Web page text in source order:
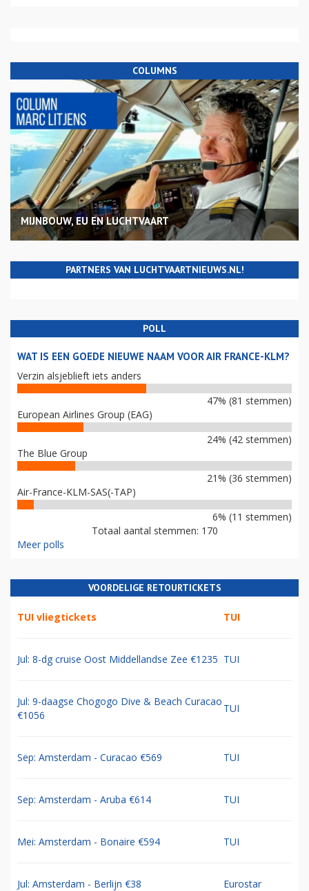
COLUMNS
MIJNBOUW, EU EN LUCHTVAART
PARTNERS VAN LUCHTVAARTNIEUWS.NL!
POLL
WAT IS EEN GOEDE NIEUWE NAAM VOOR AIR FRANCE-KLM?
Verzin alsjeblieft iets anders
47% (81 stemmen)
European Airlines Group (EAG)
24% (42 stemmen)
The Blue Group
21% (36 stemmen)
Air-France-KLM-SAS(-TAP)
6% (11 stemmen)
Totaal aantal stemmen: 170
Meer polls
VOORDELIGE RETOURTICKETS
TUI vliegtickets TUI
Jul: 8-dg cruise Oost Middellandse Zee €1235 TUI
Jul: 9-daagse Chogogo Dive & Beach Curacao
€1056
TUI
Sep: Amsterdam - Curacao €569 TUI
Sep: Amsterdam - Aruba €614 TUI
Mei: Amsterdam - Bonaire €594 TUI
Jul: Amsterdam - Berlijn €38 Eurostar